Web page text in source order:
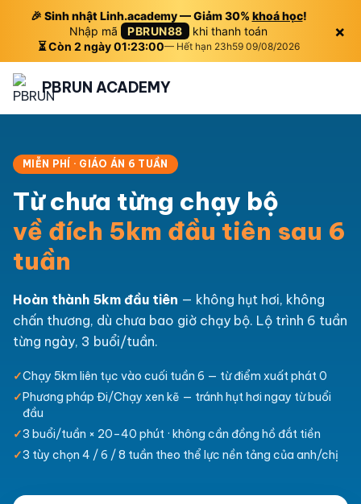
🎉 Sinh nhật Linh.academy — Giảm 30% khoá học!
Nhập mã PBRUN88 khi thanh toán
⏳ Còn 2 ngày 01:23:00— Hết hạn 23h59 09/08/2026
×
PBRUN ACADEMY
MIỄN PHÍ · GIÁO ÁN 6 TUẦN
Từ chưa từng chạy bộ
về đích 5km đầu tiên sau 6
tuần
Hoàn thành 5km đầu tiên — không hụt hơi, không
chấn thương, dù chưa bao giờ chạy bộ. Lộ trình 6 tuần
từng ngày, 3 buổi/tuần.
✓Chạy 5km liên tục vào cuối tuần 6 — từ điểm xuất phát 0
✓Phương pháp Đi/Chạy xen kẽ — tránh hụt hơi ngay từ buổi
đầu
✓3 buổi/tuần × 20–40 phút · không cần đồng hồ đắt tiền
✓3 tùy chọn 4 / 6 / 8 tuần theo thể lực nền tảng của anh/chị